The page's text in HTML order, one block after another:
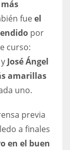
más
fueel
por
curso:
y José Ángel
amarillas
uno.
previa
a finales
en el buen